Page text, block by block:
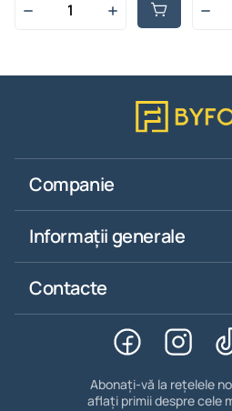
Companie
Informații generale
Contacte
Abonați-vă la rețelele
aflați primii despre cele